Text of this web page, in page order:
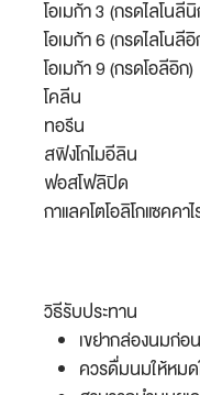
โอเมก้า 3 (กรดไลโนลี
โอเมก้า 6 (กรดไลโนลี
โอเมก้า 9 (กรดโอลีอิก)
โคลีน
ทอรีน
สฟิงโกไมอีลิน
ฟอสโฟลิปิด
กาแลคโตโอลิโกแซคคา
วิธีรับประทาน
เขย่ากล่องนมก่อ
ควรดื่มนมให้หม